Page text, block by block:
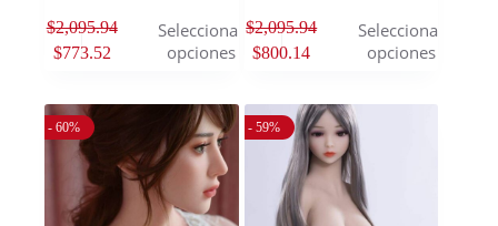
$2,095.94
$773.52
Seleccionar
opciones
$2,095.94
$800.14
Seleccionar
opciones
- 60% - 59%